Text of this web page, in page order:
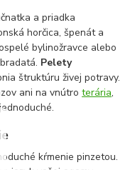
a priadka
horčica, špenát a
bylinožravce alebo
Pelety
štruktúru živej potravy.
ani na vnútroterária,
kŕmenie pinzetou.